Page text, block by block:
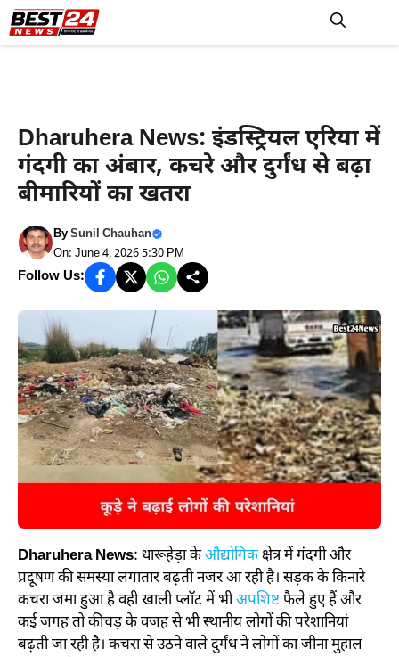
Skip
to
Dharuhera News: इंडस्ट्रियल एरिया में
गंदगी का अंबार, कचरे और दुर्गंध से बढ़ा
बीमारियों का खतरा
BySunil Chauhan
On: June 4, 2026 5:30 PM
Follow Us:
Dharuhera News: धारूहेड़ा केऔद्योगिकक्षेत्र में गंदगी और
प्रदूषण की समस्या लगातार बढ़ती नजर आ रही है। सड़क के किनारे
कचरा जमा हुआ है वही खाली प्लॉट में भीअपशिष्टफैले हुए हैं और
कई जगह तो कीचड़ के वजह से भी स्थानीय लोगों की परेशानियां
बढ़ती जा रही है। कचरा से उठने वाले दुर्गंध ने लोगों का जीना मुहाल